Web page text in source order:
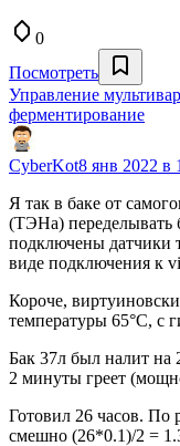
0
Посмотреть
Управление
ферментирование
CyberKot8 янв 2022 в
Я так в баке от
(ТЭНа) переделывать
подключены датчики
виде подключения к
Короче,
температуры 65°C, с
Бак 37л был налит на
2 минуты греет
Готовил 26 часов. По
смешно (26*0.1)/2 =